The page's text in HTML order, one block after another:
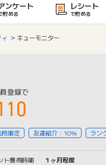
ンケート
貯める
レシート
で貯める
キューモニター
登録で
限定 友達紹介：10% ラン
ト獲得時期
１ヶ月程度